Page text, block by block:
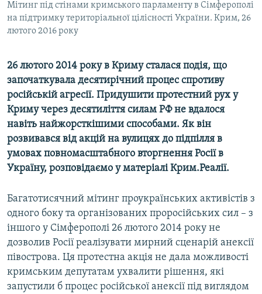
Мітинг під стінами кримського парламенту в Сімферополі
на підтримку територіальної цілісності України. Крим, 26
лютого 2016 року
26 лютого 2014 року в Криму сталася подія, що
започаткувала десятирічний процес спротиву
російській агресії. Придушити протестний рух у
Криму через десятиліття силам РФ не вдалося
навіть найжорсткішими способами. Як він
розвивався від акцій на вулицях до підпілля в
умовах повномасштабного вторгнення Росії в
Україну, розповідаємо у матеріалі Крим.Реалії.
Багатотисячний мітинг проукраїнських активістів з
одного боку та організованих проросійських сил – з
іншого у Сімферополі 26 лютого 2014 року не
дозволив Росії реалізувати мирний сценарій анексії
півострова. Ця протестна акція не дала можливості
кримським депутатам ухвалити рішення, які
запустили б процес російської анексії під виглядом